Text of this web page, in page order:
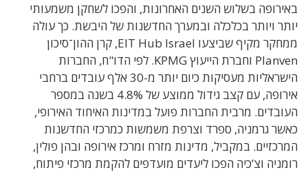
באירופה בשלוש השנים האחרונות, והפכו לשחקן משמעותי
יותר ויותר בכלכלה ובמערך החדשנות של היבשת. כך עולה
ממחקר מקיף שביצעו EIT Hub Israel, קרן ההון־סיכון
Planven וחברת הייעוץ KPMG. לפי הדו"ח, החברות
הישראליות מעסיקות כיום יותר מ-30 אלף עובדים ברחבי
אירופה, עם קצב גידול ממוצע של 4.8% בשנה במספר
העובדים. מרבית החברות פועל במדינות האיחוד האירופי,
כאשר גרמניה, ספרד וצרפת משמשות כמרכזי החדשנות
המרכזיים. במקביל, מדינות מזרח ומרכז אירופה ובהן פולין,
רומניה וצ’כיה הפכו ליעדים מועדפים להקמת מרכזי פיתוח,